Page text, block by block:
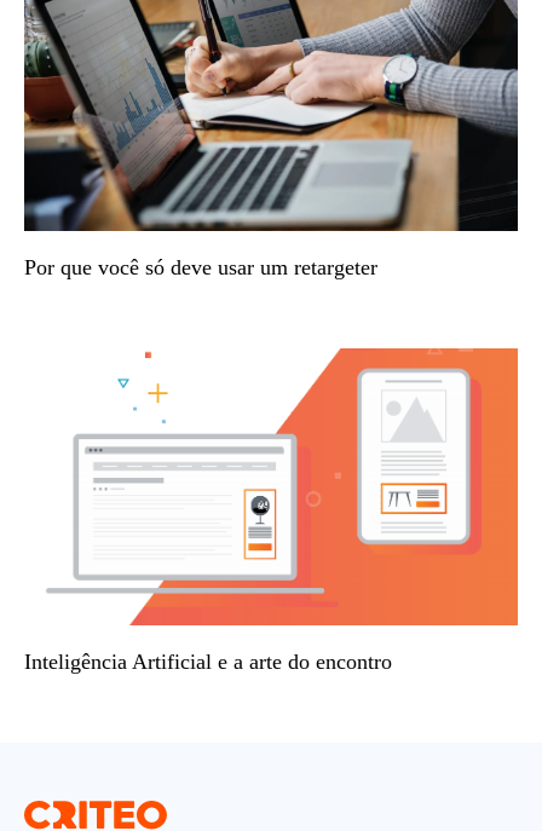
Por que você só deve usar um retargeter
Inteligência Artificial e a arte do encontro